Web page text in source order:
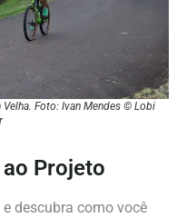
Foto: Ivan Mendes © Lobi
Projeto
descubra como você